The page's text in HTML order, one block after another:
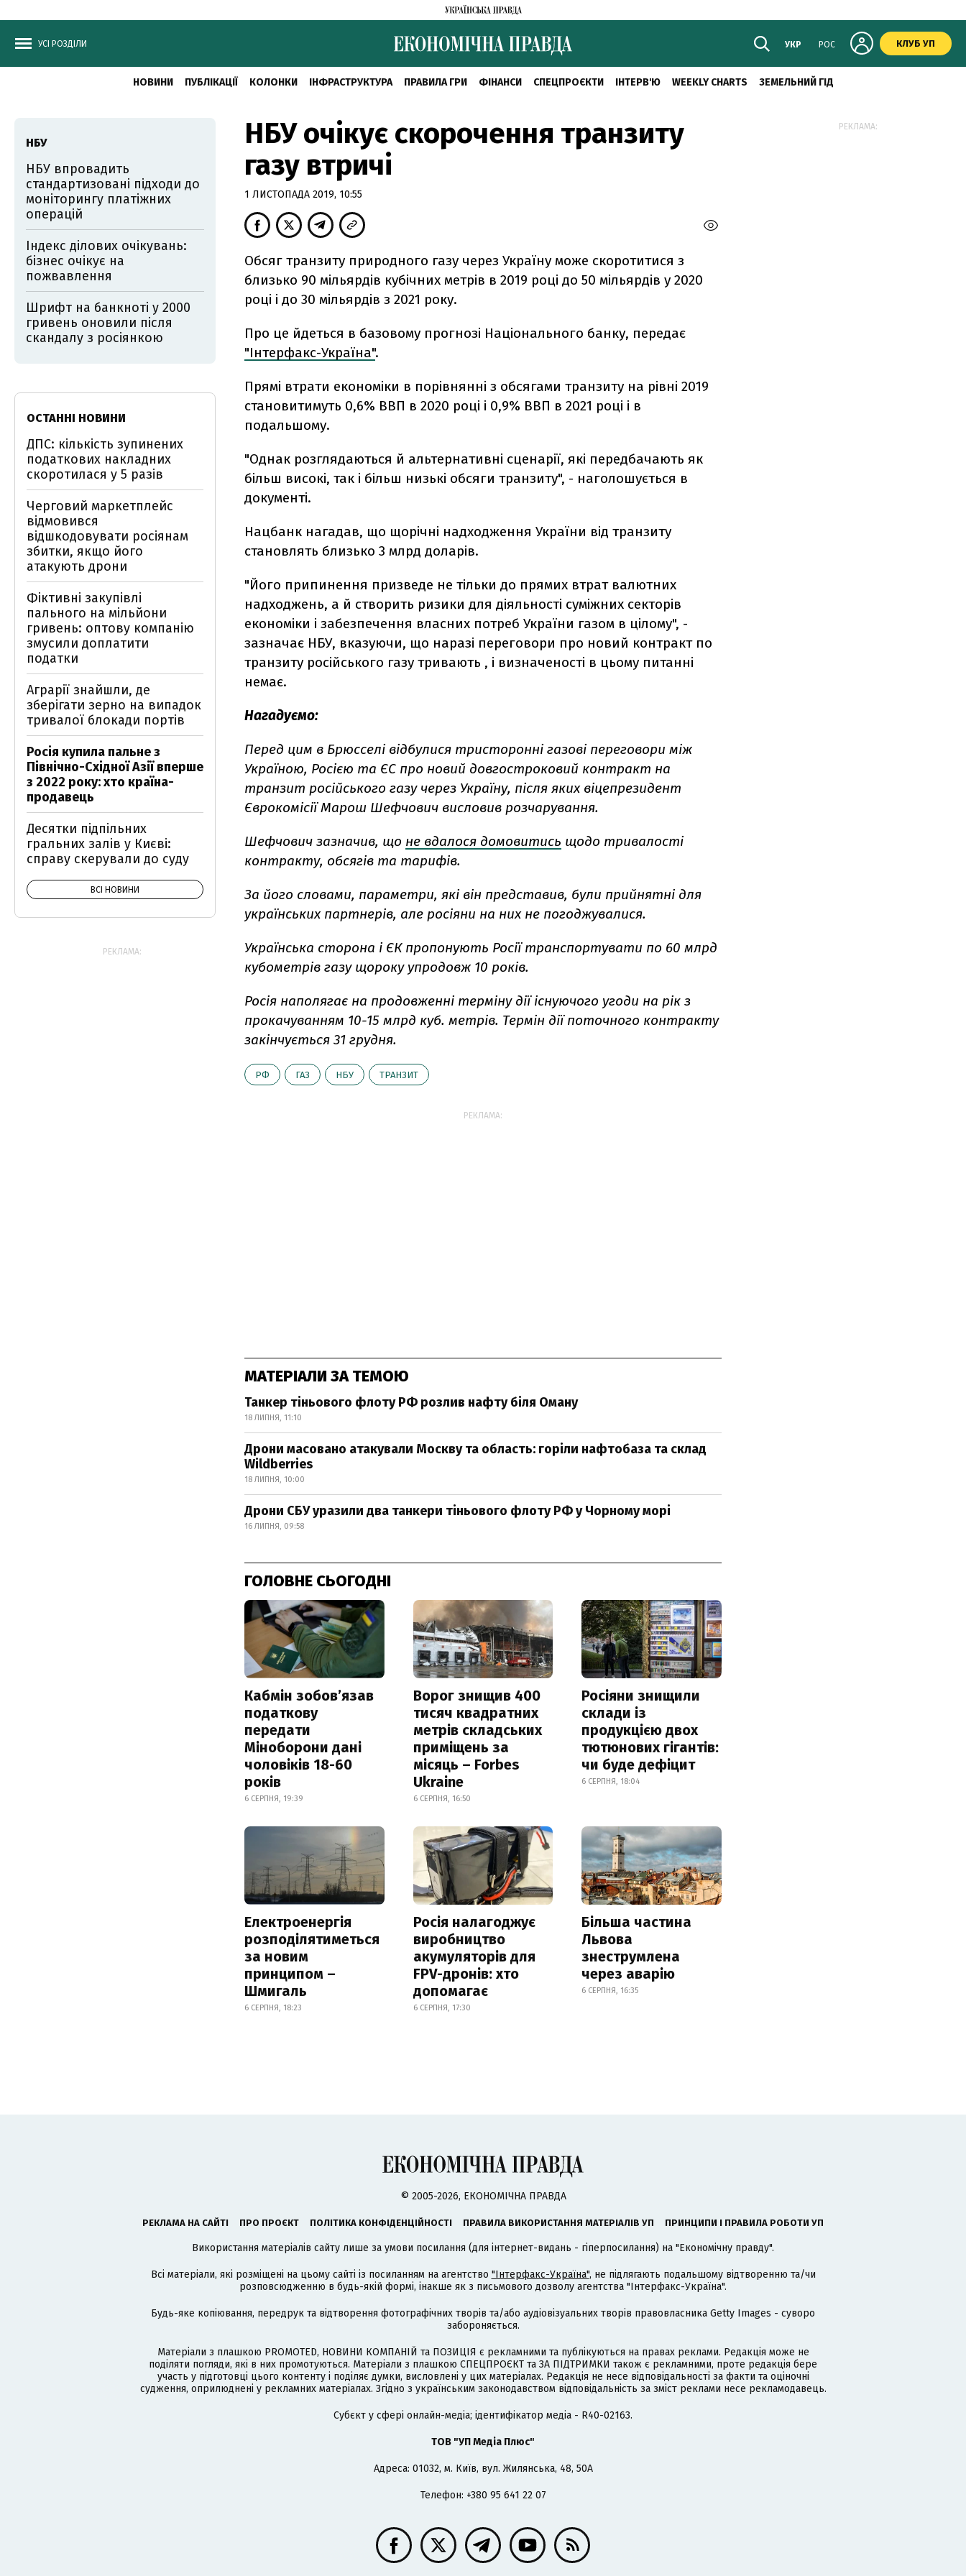
УСІ РОЗДІЛИ УКР РОС КЛУБ УП
НОВИНИ ПУБЛІКАЦІЇ КОЛОНКИ ІНФРАСТРУКТУРА ПРАВИЛА ГРИ ФІНАНСИ СПЕЦПРОЄКТИ ІНТЕРВ'Ю WEEKLY CHARTS ЗЕМЕЛЬНИЙ ГІД
НБУ очікує скорочення транзиту
газу втричі
1 ЛИСТОПАДА 2019, 10:55
Обсяг транзиту природного газу через Україну може скоротитися з
близько 90 мільярдів кубічних метрів в 2019 році до 50 мільярдів у 2020
році і до 30 мільярдів з 2021 року.
Про це йдеться в базовому прогнозі Національного банку, передає
"Інтерфакс-Україна".
Прямі втрати економіки в порівнянні з обсягами транзиту на рівні 2019
становитимуть 0,6% ВВП в 2020 році і 0,9% ВВП в 2021 році і в
подальшому.
"Однак розглядаються й альтернативні сценарії, які передбачають як
більш високі, так і більш низькі обсяги транзиту", - наголошується в
документі.
Нацбанк нагадав, що щорічні надходження України від транзиту
становлять близько 3 млрд доларів.
"Його припинення призведе не тільки до прямих втрат валютних
надходжень, а й створить ризики для діяльності суміжних секторів
економіки і забезпечення власних потреб України газом в цілому", -
зазначає НБУ, вказуючи, що наразі переговори про новий контракт по
транзиту російського газу тривають , і визначеності в цьому питанні
немає.
Нагадуємо:
Перед цим в Брюсселі відбулися тристоронні газові переговори між
Україною, Росією та ЄС про новий довгостроковий контракт на
транзит російського газу через Україну, після яких віцепрезидент
Єврокомісії Марош Шефчович висловив розчарування.
Шефчович зазначив, що не вдалося домовитись щодо тривалості
контракту, обсягів та тарифів.
За його словами, параметри, які він представив, були прийнятні для
українських партнерів, але росіяни на них не погоджувалися.
Українська сторона і ЄК пропонують Росії транспортувати по 60 млрд
кубометрів газу щороку упродовж 10 років.
Росія наполягає на продовженні терміну дії існуючого угоди на рік з
прокачуванням 10-15 млрд куб. метрів. Термін дії поточного контракту
закінчується 31 грудня.
РФ ГАЗ НБУ ТРАНЗИТ
РЕКЛАМА:
МАТЕРІАЛИ ЗА ТЕМОЮ
Танкер тіньового флоту РФ розлив нафту біля Оману
18 ЛИПНЯ, 11:10
Дрони масовано атакували Москву та область: горіли нафтобаза та склад
Wildberries
18 ЛИПНЯ, 10:00
Дрони СБУ уразили два танкери тіньового флоту РФ у Чорному морі
16 ЛИПНЯ, 09:58
ГОЛОВНЕ СЬОГОДНІ
Кабмін зобовʼязав
податкову
передати
Міноборони дані
чоловіків 18-60
років
6 СЕРПНЯ, 19:39
Ворог знищив 400
тисяч квадратних
метрів складських
приміщень за
місяць – Forbes
Ukraine
6 СЕРПНЯ, 16:50
Росіяни знищили
склади із
продукцією двох
тютюнових гігантів:
чи буде дефіцит
6 СЕРПНЯ, 18:04
Електроенергія
розподілятиметься
за новим
принципом –
Шмигаль
6 СЕРПНЯ, 18:23
Росія налагоджує
виробництво
акумуляторів для
FPV-дронів: хто
допомагає
6 СЕРПНЯ, 17:30
Більша частина
Львова
знеструмлена
через аварію
6 СЕРПНЯ, 16:35
НБУ
НБУ впровадить
стандартизовані підходи до
моніторингу платіжних
операцій
Індекс ділових очікувань:
бізнес очікує на
пожвавлення
Шрифт на банкноті у 2000
гривень оновили після
скандалу з росіянкою
ОСТАННІ НОВИНИ
ДПС: кількість зупинених
податкових накладних
скоротилася у 5 разів
Черговий маркетплейс
відмовився
відшкодовувати росіянам
збитки, якщо його
атакують дрони
Фіктивні закупівлі
пального на мільйони
гривень: оптову компанію
змусили доплатити
податки
Аграрії знайшли, де
зберігати зерно на випадок
тривалої блокади портів
Росія купила пальне з
Північно-Східної Азії вперше
з 2022 року: хто країна-
продавець
Десятки підпільних
гральних залів у Києві:
справу скерували до суду
ВСІ НОВИНИ
РЕКЛАМА:
РЕКЛАМА:
© 2005-2026, ЕКОНОМІЧНА ПРАВДА
РЕКЛАМА НА САЙТІ ПРО ПРОЄКТ ПОЛІТИКА КОНФІДЕНЦІЙНОСТІ ПРАВИЛА ВИКОРИСТАННЯ МАТЕРІАЛІВ УП ПРИНЦИПИ І ПРАВИЛА РОБОТИ УП
Використання матеріалів сайту лише за умови посилання (для інтернет-видань - гіперпосилання) на "Економічну правду".
Всі матеріали, які розміщені на цьому сайті із посиланням на агентство "Інтерфакс-Україна", не підлягають подальшому відтворенню та/чи
розповсюдженню в будь-якій формі, інакше як з письмового дозволу агентства "Інтерфакс-Україна".
Будь-яке копіювання, передрук та відтворення фотографічних творів та/або аудіовізуальних творів правовласника Getty Images - суворо
забороняється.
Матеріали з плашкою PROMOTED, НОВИНИ КОМПАНІЙ та ПОЗИЦІЯ є рекламними та публікуються на правах реклами. Редакція може не
поділяти погляди, які в них промотуються. Матеріали з плашкою СПЕЦПРОЄКТ та ЗА ПІДТРИМКИ також є рекламними, проте редакція бере
участь у підготовці цього контенту і поділяє думки, висловлені у цих матеріалах. Редакція не несе відповідальності за факти та оціночні
судження, оприлюднені у рекламних матеріалах. Згідно з українським законодавством відповідальність за зміст реклами несе рекламодавець.
Cубєкт у сфері онлайн-медіа; ідентифікатор медіа - R40-02163.
ТОВ "УП Медіа Плюс"
Адреса: 01032, м. Київ, вул. Жилянська, 48, 50А
Телефон: +380 95 641 22 07